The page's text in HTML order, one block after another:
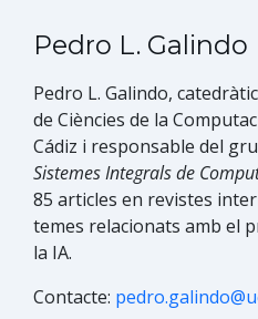
Pedro L. Galindo
Pedro L. Galindo,
de Ciències de la
Cádiz i responsable del
Sistemes Integrals de
85 articles en revistes
temes relacionats amb el
la IA.​
Contacte: